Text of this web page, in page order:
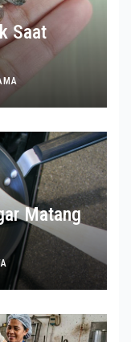
Saat
Matang